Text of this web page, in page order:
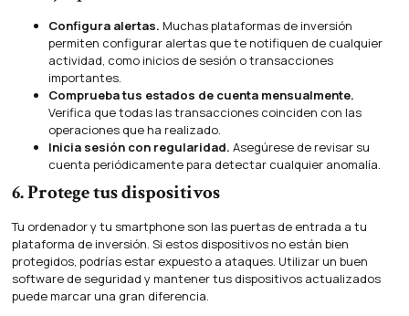
Configura alertas. Muchas plataformas de inversión
permiten configurar alertas que te notifiquen de cualquier
actividad, como inicios de sesión o transacciones
importantes.
Comprueba tus estados de cuenta mensualmente.
Verifica que todas las transacciones coinciden con las
operaciones que ha realizado.
Inicia sesión con regularidad. Asegúrese de revisar su
cuenta periódicamente para detectar cualquier anomalía.
6. Protege tus dispositivos
Tu ordenador y tu smartphone son las puertas de entrada a tu
plataforma de inversión. Si estos dispositivos no están bien
protegidos, podrías estar expuesto a ataques. Utilizar un buen
software de seguridad y mantener tus dispositivos actualizados
puede marcar una gran diferencia.